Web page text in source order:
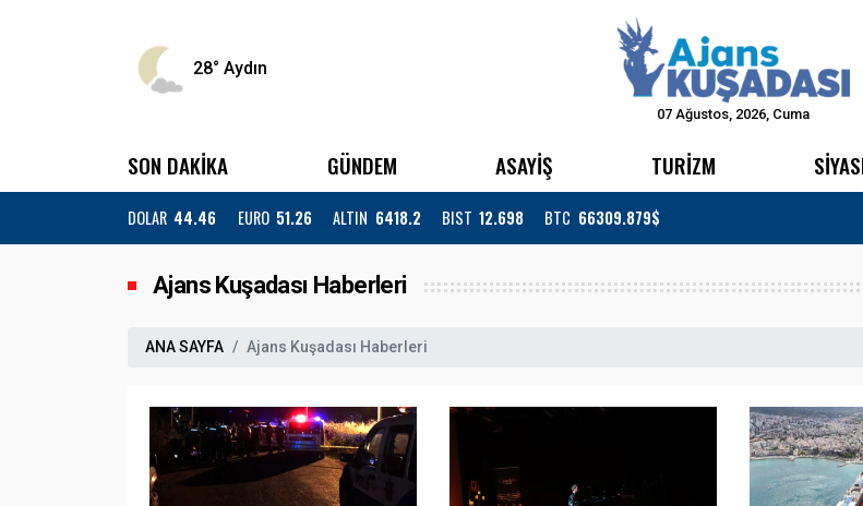
28° Aydın
07 Ağustos, 2026, Cuma
SON DAKİKA GÜNDEM ASAYİŞ TURİZM
DOLAR 44.46 EURO 51.26 ALTIN 6418.2 BIST 12.698 BTC 66309.879$
Ajans Kuşadası Haberleri
ANA SAYFA Ajans Kuşadası Haberleri